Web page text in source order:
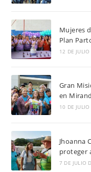
Mujeres
Plan
12 DE
Gran
en
10 DE
Jhoanna
proteger
7 DE JULIO